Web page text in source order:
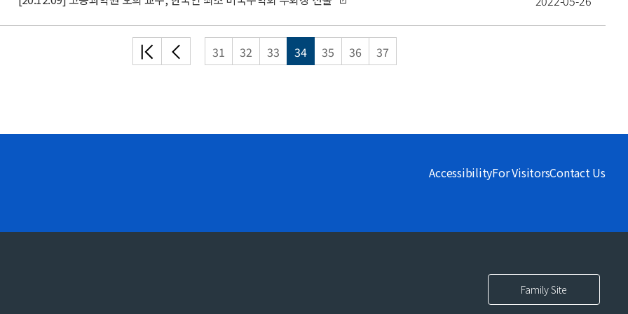
처음
31 32 33 34 35 36 37
AccessibilityFor VisitorsContact Us
Family Site